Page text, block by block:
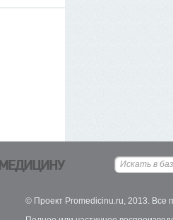
МЕДИЦИНУ
© Проект Promedicinu.ru, 2013. Все